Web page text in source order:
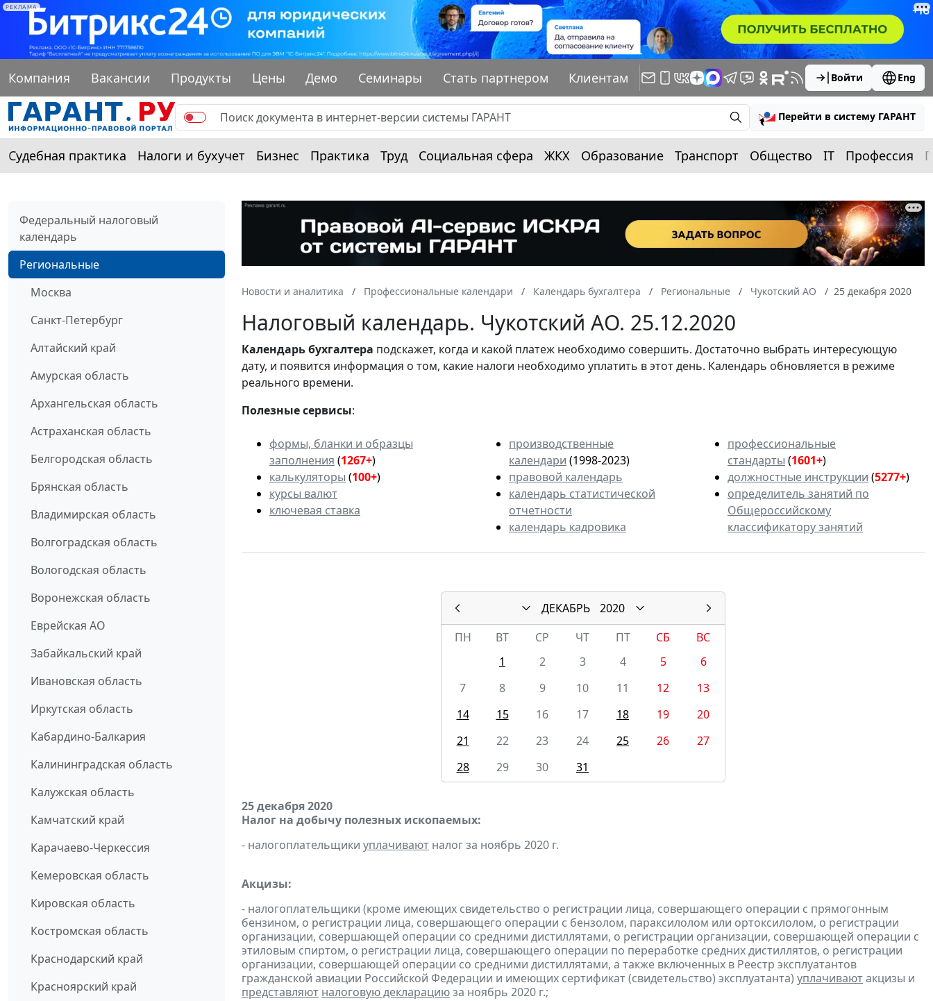
РЕКЛАМА
Компания Вакансии Продукты Цены Демо Семинары Стать партнером Клиентам Войти Eng
Перейти в систему ГАРАНТ
Судебная практика Налоги и бухучет Бизнес Практика Труд Социальная сфера ЖКХ Образование Транспорт Общество IT Профессия
Федеральный налоговый
календарь
Региональные
Москва
Санкт-Петербург
Алтайский край
Амурская область
Архангельская область
Астраханская область
Белгородская область
Брянская область
Владимирская область
Волгоградская область
Вологодская область
Воронежская область
Еврейская АО
Забайкальский край
Ивановская область
Иркутская область
Кабардино-Балкария
Калининградская область
Калужская область
Камчатский край
Карачаево-Черкессия
Кемеровская область
Кировская область
Костромская область
Краснодарский край
Красноярский край
Новости и аналитика Профессиональные календари Календарь бухгалтера Региональные Чукотский АО 25 декабря 2020
Налоговый календарь. Чукотский АО. 25.12.2020
Календарьбухгалтера подскажет, когда и какой платеж необходимо совершить. Достаточно выбрать интересующую
дату, и появится информация о том, какие налоги необходимо уплатить в этот день. Календарь обновляется в режиме
реального времени.
Полезные сервисы:
формы, бланки и образцы
заполнения (1267+)
калькуляторы (100+)
курсы валют
ключевая ставка
производственные
календари (1998-2023)
правовой календарь
календарь статистической
отчетности
календарь кадровика
профессиональные
стандарты (1601+)
должностные инструкции (5277+)
определитель занятий по
Общероссийскому
классификатору занятий
ДЕКАБРЬ
2020
ПН
ВТ СР ЧТ ПТ СБ
ВС
1
2 3 4 5
6
7
8 9 10 11 12
13
14
15 16 17 18 19
20
21
22 23 24 25 26
27
28
29 30 31
25 декабря 2020
Налог на добычу полезных ископаемых:
- налогоплательщики уплачивают налог за ноябрь 2020 г.
Акцизы:
- налогоплательщики (кроме имеющих свидетельство о регистрации лица, совершающего операции с прямогонным
бензином, о регистрации лица, совершающего операции с бензолом, параксилолом или ортоксилолом, о регистрации
организации, совершающей операции со средними дистиллятами, о регистрации организации, совершающей операции с
этиловым спиртом, о регистрации лица, совершающего операции по переработке средних дистиллятов, о регистрации
организации, совершающей операции со средними дистиллятами, а также включенных в Реестр эксплуатантов
гражданской авиации Российской Федерации и имеющих сертификат (свидетельство) эксплуатанта) уплачиваютакцизы и
представляют налоговую декларациюза ноябрь 2020 г.;